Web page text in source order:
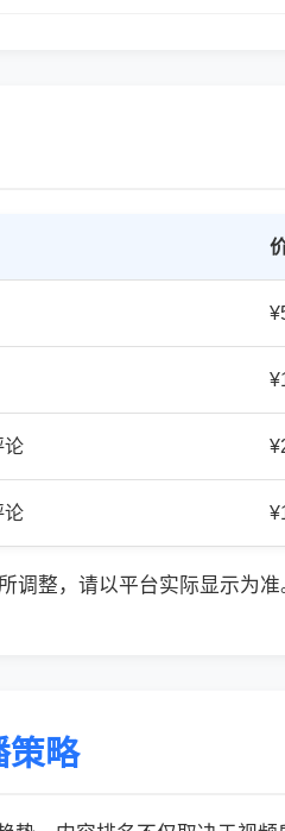
论
论
调整，请以平台实际显示为准
策略